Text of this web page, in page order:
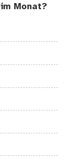
Monat?